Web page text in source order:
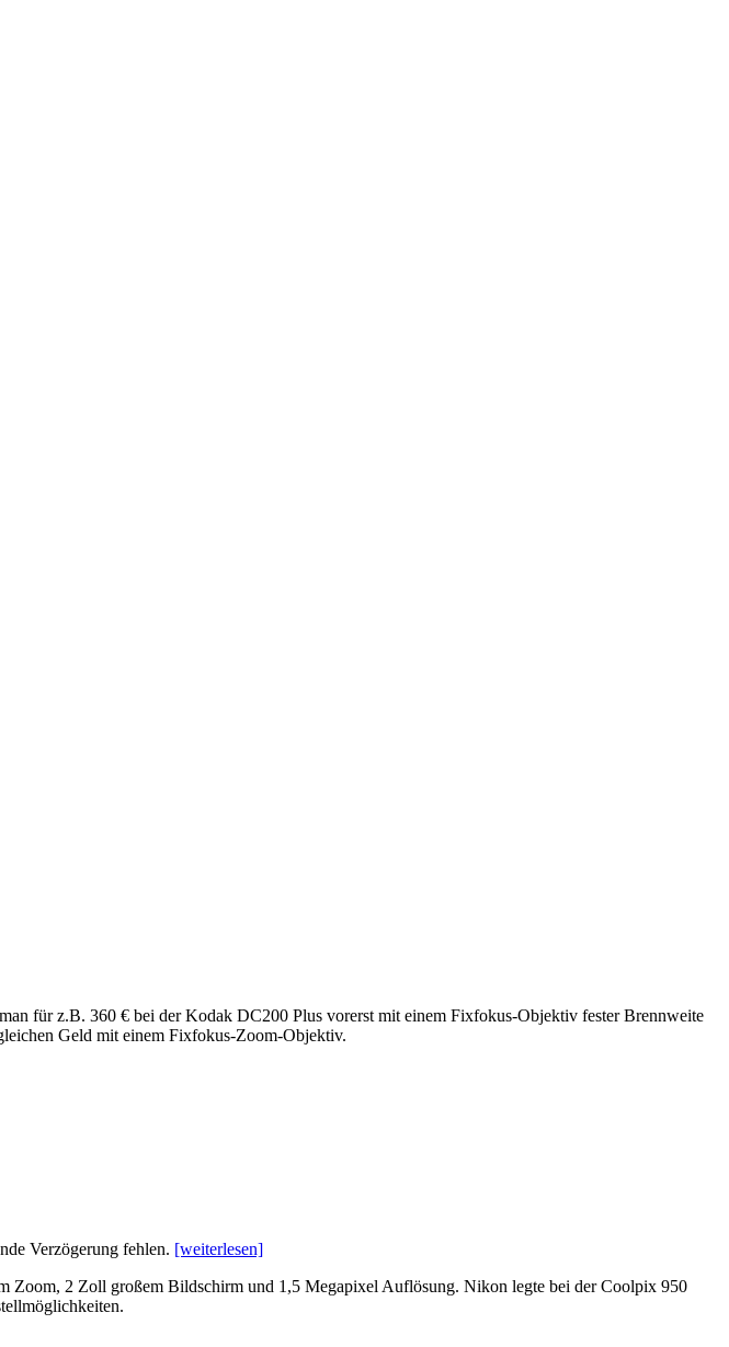
für z.B. 360 € bei der Kodak DC200 Plus vorerst mit einem Fixfokus-Objektiv fester Brennweite
Geld mit einem Fixfokus-Zoom-Objektiv.
Verzögerung fehlen. [weiterlesen]
Zoom, 2 Zoll großem Bildschirm und 1,5 Megapixel Auflösung. Nikon legte bei der Coolpix 950